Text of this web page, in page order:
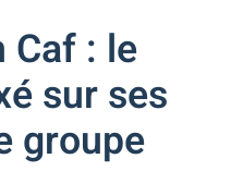
Caf : le
sur ses
groupe